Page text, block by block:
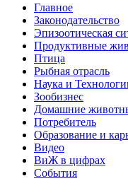
Главное
Законодательство
Эпизоотическая
Продуктивные
Птица
Рыбная отрасль
Наука и
Зообизнес
Домашние
Потребитель
Образование и
Видео
ВиЖ в цифрах
События